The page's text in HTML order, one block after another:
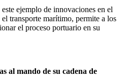
ejemplo de innovaciones en el
transporte marítimo, permite a los
el proceso portuario en su
al mando de su cadena de